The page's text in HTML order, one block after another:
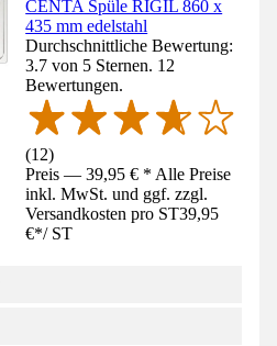
CENTA Spüle RIGIL 860 x
435 mm edelstahl
Durchschnittliche Bewertung:
3.7 von 5 Sternen. 12
Bewertungen.
(12)
Preis — 39,95 € * Alle Preise
inkl. MwSt. und ggf. zzgl.
Versandkosten pro ST39,95
€*/ ST